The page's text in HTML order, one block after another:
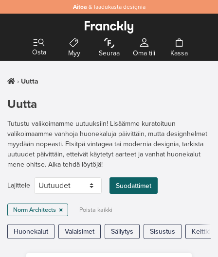
Aitoa & laadukasta designia
Osta Myy Seuraa Oma tili Kassa
Uutta
Uutta
Tutustu valikoimamme uutuuksiin! Lisäämme kuratoituun
valikoimaamme vanhoja huonekaluja päivittäin, mutta designhelmet
myydään nopeasti. Etsitpä vintagea tai modernia designia, tarkista
uutuudet päivittäin, etteivät käytetyt aarteet ja vanhat huonekalut
mene ohitse. Aika tehdä löytöjä!
Lajittele Suodattimet
Norm Architects Poista kaikki
Huonekalut Valaisimet Säilytys Sisustus Keittiö